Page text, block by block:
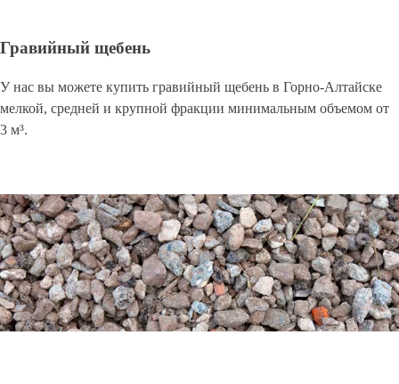
Гравийный щебень
У нас вы можете купить гравийный щебень в Горно-Алтайске
мелкой, средней и крупной фракции минимальным объемом от
3 м³.